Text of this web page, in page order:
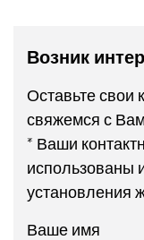
Возник
Оставьте свои
свяжемся с
* Ваши
использованы
установления
Ваше имя